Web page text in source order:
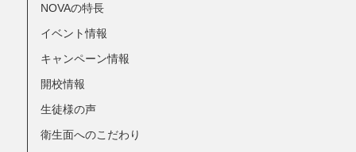
NOVAの特長
イベント情報
キャンペーン情報
開校情報
生徒様の声
衛生面へのこだわり